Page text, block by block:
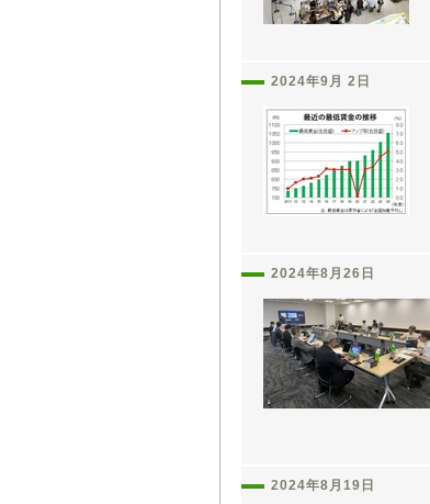
2024年9月 2日
2024年8月26日
2024年8月19日